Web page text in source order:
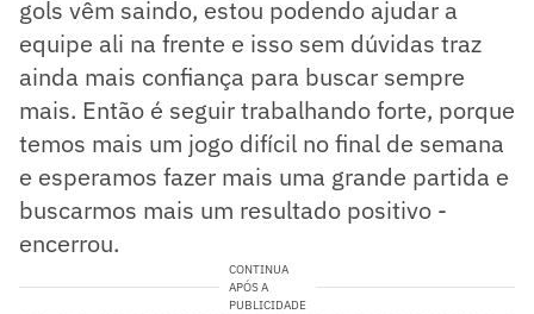
gols vêm saindo, estou podendo ajudar a
equipe ali na frente e isso sem dúvidas traz
ainda mais confiança para buscar sempre
mais. Então é seguir trabalhando forte, porque
temos mais um jogo difícil no final de semana
e esperamos fazer mais uma grande partida e
buscarmos mais um resultado positivo -
encerrou.
CONTINUA
APÓS A
PUBLICIDADE